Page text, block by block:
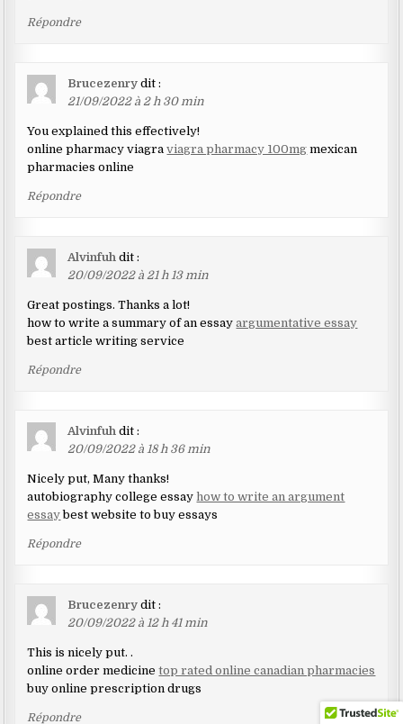
Répondre
Brucezenry dit :
21/09/2022 à 2 h 30 min
You explained this effectively!
online pharmacy viagraviagra pharmacy 100mg mexican
pharmacies online
Répondre
Alvinfuh dit :
20/09/2022 à 21 h 13 min
Great postings. Thanks a lot!
how to write a summary of an essayargumentative essay
best article writing service
Répondre
Alvinfuh dit :
20/09/2022 à 18 h 36 min
Nicely put, Many thanks!
autobiography college essayhow to write an argument
essaybest website to buy essays
Répondre
Brucezenry dit :
20/09/2022 à 12 h 41 min
This is nicely put. .
online order medicinetop rated online canadian pharmacies
buy online prescription drugs
Répondre